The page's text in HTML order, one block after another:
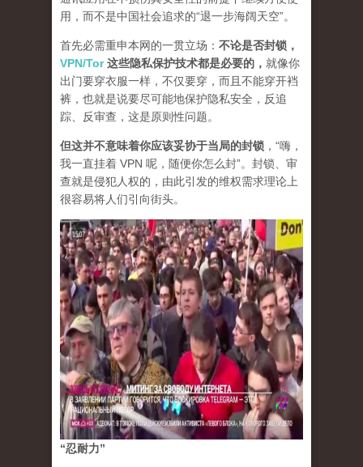
用，而不是中国社会追求的“退一步海阔天空”。
首先必需重申本网的一贯立场： 不论是否封锁，
VPN/Tor这些隐私保护技术都是必要的， 就像你
出门要穿衣服一样，不仅要穿，而且不能穿开裆
裤，也就是说要尽可能地保护隐私安全，反追
踪、反审查，这是原则性问题。
但这并不意味着你应该妥协于当局的封锁 ，“嗨，
我一直挂着 VPN 呢，随便你怎么封”。封锁、审
查就是侵犯人权的，由此引发的维权需求理论上
很容易将人们引向街头。
“忍耐力”